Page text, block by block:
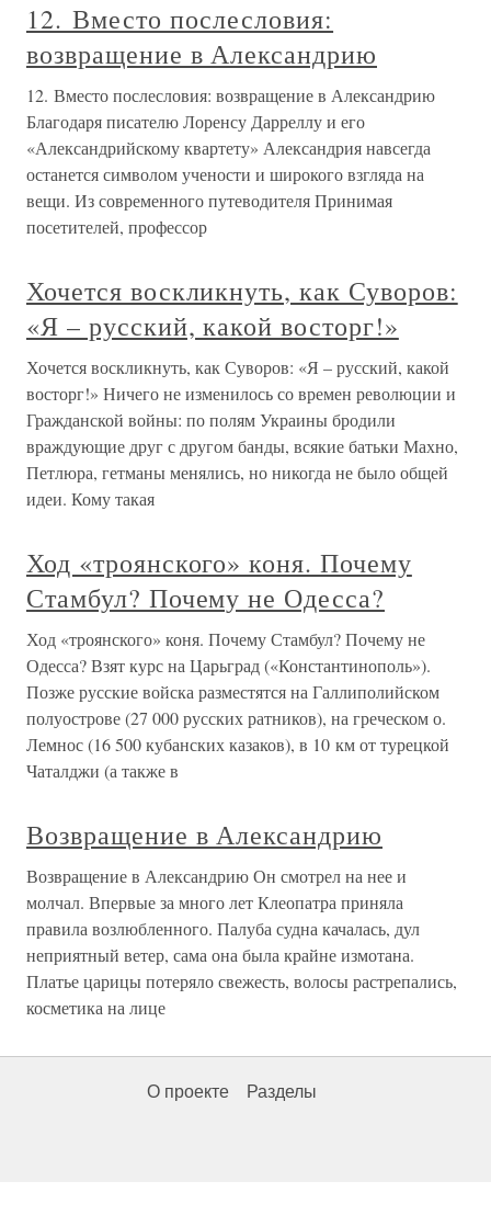
12. Вместо послесловия:
возвращение в Александрию
12. Вместо послесловия: возвращение в Александрию
Благодаря писателю Лоренсу Дарреллу и его
«Александрийскому квартету» Александрия навсегда
останется символом учености и широкого взгляда на
вещи. Из современного путеводителя Принимая
посетителей, профессор
Хочется воскликнуть, как Суворов:
«Я – русский, какой восторг!»
Хочется воскликнуть, как Суворов: «Я – русский, какой
восторг!» Ничего не изменилось со времен революции и
Гражданской войны: по полям Украины бродили
враждующие друг с другом банды, всякие батьки Махно,
Петлюра, гетманы менялись, но никогда не было общей
идеи. Кому такая
Ход «троянского» коня. Почему
Стамбул? Почему не Одесса?
Ход «троянского» коня. Почему Стамбул? Почему не
Одесса? Взят курс на Царьград («Константинополь»).
Позже русские войска разместятся на Галлиполийском
полуострове (27 000 русских ратников), на греческом о.
Лемнос (16 500 кубанских казаков), в 10 км от турецкой
Чаталджи (а также в
Возвращение в Александрию
Возвращение в Александрию Он смотрел на нее и
молчал. Впервые за много лет Клеопатра приняла
правила возлюбленного. Палуба судна качалась, дул
неприятный ветер, сама она была крайне измотана.
Платье царицы потеряло свежесть, волосы растрепались,
косметика на лице
О проекте Разделы